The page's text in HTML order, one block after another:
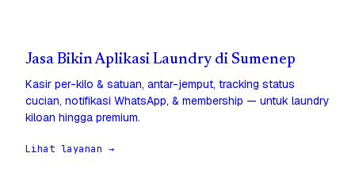
Jasa Bikin Aplikasi Laundry di Sumenep
Kasir per-kilo & satuan, antar-jemput, tracking status
cucian, notifikasi WhatsApp, & membership — untuk laundry
kiloan hingga premium.
Lihat layanan →